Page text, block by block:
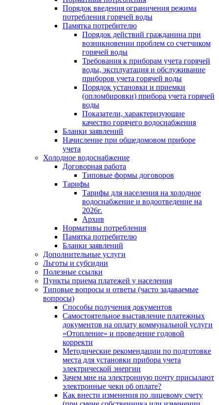
Порядок введения ограничения режима
потребления горячей воды
Памятка потребителю
Порядок действий гражданина при
возникновении проблем со счетчиком
горячей воды
Требования к приборам учета горячей
воды, эксплуатация и обслуживание
приборов учета горячей воды
Порядок установки и приемки
(опломбировки) прибора учета горячей
воды
Показатели, характеризующие
качество горячего водоснабжения
Бланки заявлений
Начисление при общедомовом приборе
учета
Холодное водоснабжение
Договорная работа
Типовые формы договоров
Тарифы
Тарифы для населения на холодное
водоснабжение и водоотведение на
2026г.
Архив
Нормативы потребления
Памятка потребителю
Бланки заявлений
Дополнительные услуги
Льготы и субсидии
Полезные ссылки
Пункты приема платежей у населения
Типовые вопросы и ответы (часто задаваемые
вопросы)
Способы получения документов
Самостоятельное выставление платежных
документов на оплату коммунальной услуги
«Отопление» и проведение годовой
корректи
Методические рекомендации по подготовке
места для установки прибора учета
электрической энергии
Зачем мне на электронную почту присылают
электронные чеки об оплате?
Как внести изменения по лицевому счету